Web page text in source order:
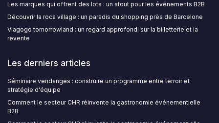
Les marques qui offrent des lots : un atout pour les événements B2B
Découvrir la roca village : un paradis du shopping près de Barcelone
Viagogo tomorrowland : un regard approfondi sur la billetterie et la
revente
Les derniers articles
Séminaire vendanges : construire un programme entre terroir et
stratégie d'équipe
Comment le secteur CHR réinvente la gastronomie événementielle
B2B